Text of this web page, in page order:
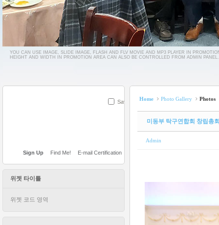
YOU CAN USE IMAGE, SLIDE IMAGE, FLASH AND FLV MOVIE AND MP3 PLAYER IN
HEIGHT AND WIDTH IN PROMOTION AREA CAN ALSO BE CONTROLLED FROM ADMIN PANEL.
Save
Sign Up Find Me! E-mail Certification
위젯 타이틀
위젯 코드 영역
Home Photo Gallery Photos
미동부 탁구연합회 창립총
Admin